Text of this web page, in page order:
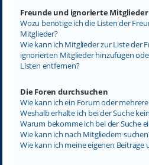
Freunde und ignorierte Mitglieder
Wozu benötige ich die Listen der
Mitglieder?
Wie kann ich Mitglieder zur Liste der
ignorierten Mitglieder hinzufügen
Listen entfernen?
Die Foren durchsuchen
Wie kann ich ein Forum oder
Weshalb erhalte ich bei der Suche
Warum bekomme ich bei der Suche
Wie kann ich nach Mitgliedern
Wie kann ich meine eigenen Beiträge